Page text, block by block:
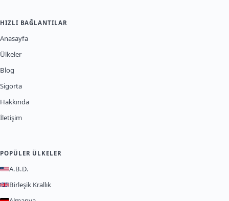
HIZLI BAĞLANTILAR
Anasayfa
Ülkeler
Blog
Sigorta
Hakkında
İletişim
POPÜLER ÜLKELER
A.B.D.
Birleşik Krallık